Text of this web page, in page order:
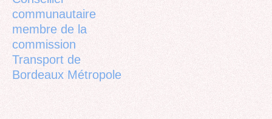
communautaire
membre de la
commission
Transport de
Bordeaux Métropole